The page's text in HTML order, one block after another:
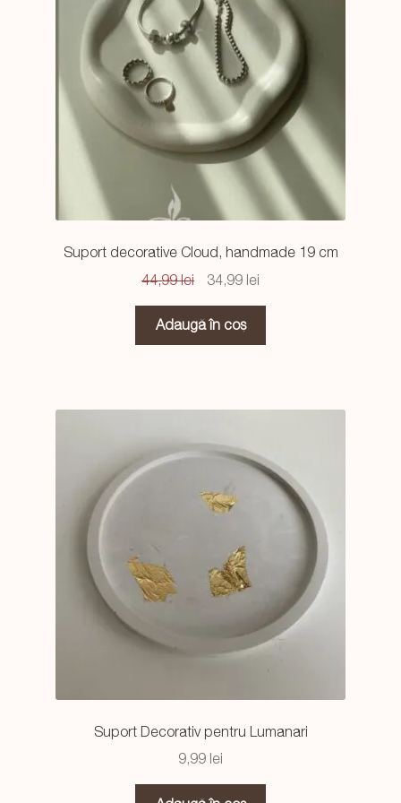
Suport decorative Cloud, handmade 19 cm
44,99lei
Prețul
a
fost:
34,99 leiPrețul
34,99 lei.
Adaugă în coș
Suport Decorativ pentru Lumanari
9,99 lei